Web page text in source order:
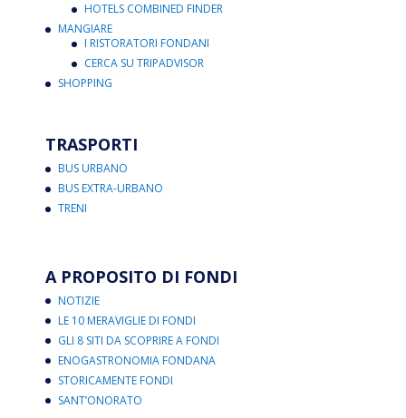
HOTELS COMBINED FINDER
MANGIARE
I RISTORATORI FONDANI
CERCA SU TRIPADVISOR
SHOPPING
TRASPORTI
BUS URBANO
BUS EXTRA-URBANO
TRENI
A PROPOSITO DI FONDI
NOTIZIE
LE 10 MERAVIGLIE DI FONDI
GLI 8 SITI DA SCOPRIRE A FONDI
ENOGASTRONOMIA FONDANA
STORICAMENTE FONDI
SANT’ONORATO